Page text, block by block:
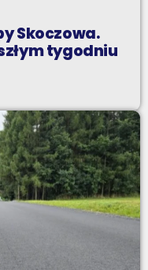
Skoczowa.
tygodniu